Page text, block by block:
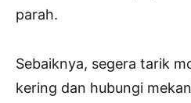
parah.
Sebaiknya, segera tarik
kering dan hubungi